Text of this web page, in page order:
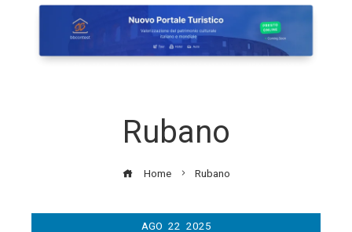
Rubano
Home Rubano
AGO 22 2025